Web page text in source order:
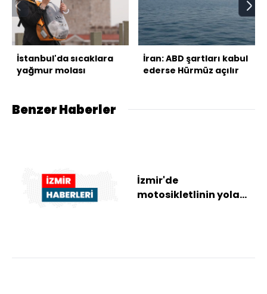
İstanbul'da sıcaklara
yağmur molası
İran: ABD şartları kabul
ederse Hürmüz açılır
Benzer Haberler
İzmir'de
motosikletlinin yola